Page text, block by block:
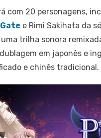
com 20 personagens,
e Rimi Sakihata da
trilha sonora
em japonês e
e chinês tradicional.